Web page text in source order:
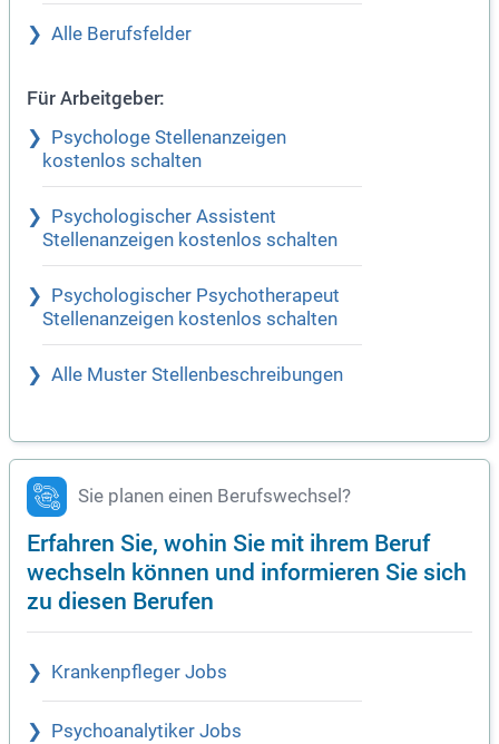
Alle Berufsfelder
Für Arbeitgeber:
Psychologe Stellenanzeigen
kostenlos schalten
Psychologischer Assistent
Stellenanzeigen kostenlos schalten
Psychologischer Psychotherapeut
Stellenanzeigen kostenlos schalten
Alle Muster Stellenbeschreibungen
Sie planen einen Berufswechsel?
Erfahren Sie, wohin Sie mit ihrem Beruf
wechseln können und informieren Sie sich
zu diesen Berufen
Krankenpfleger Jobs
Psychoanalytiker Jobs